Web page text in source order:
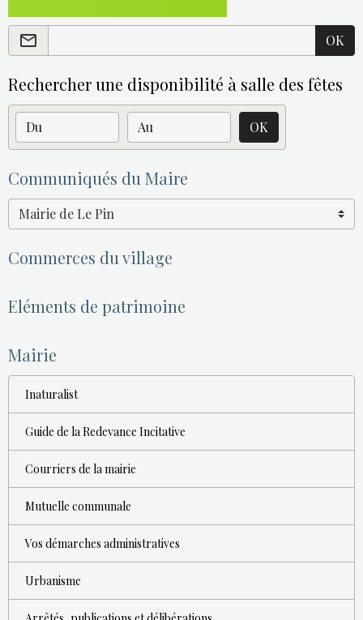
OK
Rechercher une disponibilité à salle des fêtes
Date de début Date de fin OK
Communiqués du Maire
Commerces du village
Eléments de patrimoine
Mairie
Inaturalist
Guide de la Redevance Incitative
Courriers de la mairie
Mutuelle communale
Vos démarches administratives
Urbanisme